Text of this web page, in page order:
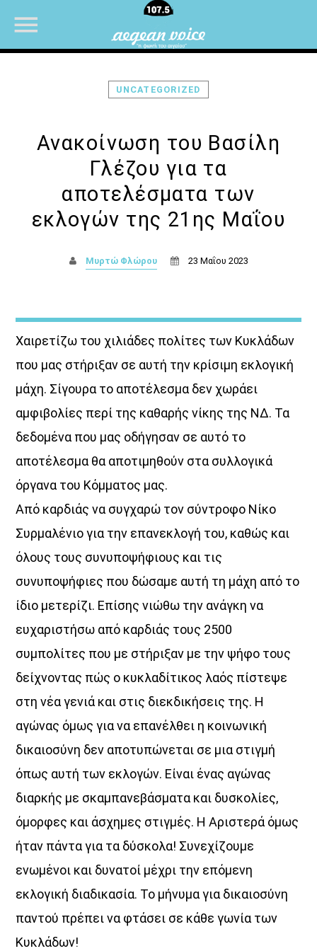
ΜΟΥΣΙΚΗ
η μουσική παίρνει τον λόγο.
Ο Aegean Voice 107.5 συνεχίζει να σας κρατά συντροφιά
με αγαπημένες επιτυχίες, ξεχωριστές μελωδίες
και μουσικές επιλογές για κάθε στιγμή της ημέρας.
Χαλαρώστε, ταξιδέψτε, ανεβάστε ένταση
και μείνετε συντονισμένοι στη συχνότητα
που έχει πάντα κάτι όμορφο να ακουστεί.
Aegean Voice 107.5 τον ραδιοφωνικό σταθμό της
Ένωσης Αγροτικών Συναιτερισμών Νάξου
Discover More
UNCATEGORIZED
Ανακοίνωση του Βασίλη
Γλέζου για τα
αποτελέσματα των
εκλογών της 21ης Μαΐου
Μυρτώ Φλώρου 23 Μαΐου 2023
Χαιρετίζω του χιλιάδες πολίτες των Κυκλάδων
που μας στήριξαν σε αυτή την κρίσιμη εκλογική
μάχη. Σίγουρα το αποτέλεσμα δεν χωράει
αμφιβολίες περί της καθαρής νίκης της ΝΔ. Τα
δεδομένα που μας οδήγησαν σε αυτό το
αποτέλεσμα θα αποτιμηθούν στα συλλογικά
όργανα του Κόμματος μας.
Από καρδιάς να συγχαρώ τον σύντροφο Νίκο
Συρμαλένιο για την επανεκλογή του, καθώς και
όλους τους συνυποψήφιους και τις
συνυποψήφιες που δώσαμε αυτή τη μάχη από το
ίδιο μετερίζι. Επίσης νιώθω την ανάγκη να
ευχαριστήσω από καρδιάς τους 2500
συμπολίτες που με στήριξαν με την ψήφο τους
δείχνοντας πώς ο κυκλαδίτικος λαός πίστεψε
στη νέα γενιά και στις διεκδικήσεις της. Η
αγώνας όμως για να επανέλθει η κοινωνική
δικαιοσύνη δεν αποτυπώνεται σε μια στιγμή
όπως αυτή των εκλογών. Είναι ένας αγώνας
διαρκής με σκαμπανεβάσματα και δυσκολίες,
όμορφες και άσχημες στιγμές. Η Αριστερά όμως
ήταν πάντα για τα δύσκολα! Συνεχίζουμε
ενωμένοι και δυνατοί μέχρι την επόμενη
εκλογική διαδικασία. Το μήνυμα για δικαιοσύνη
παντού πρέπει να φτάσει σε κάθε γωνία των
Κυκλάδων!